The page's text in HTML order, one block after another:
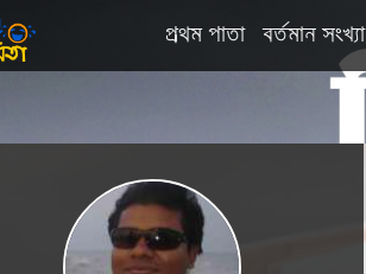
প্রথম পাতা বর্তমান সংখ্যা